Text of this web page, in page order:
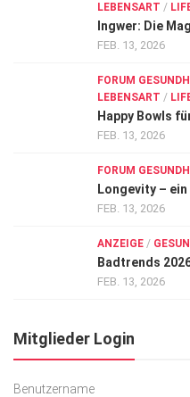
LEBENSART /
Ingwer: Die
FEB. 13, 2026
FORUM
LEBENSART /
Happy Bowls
FEB. 13, 2026
FORUM
Longevity –
FEB. 13, 2026
ANZEIGE /
Badtrends
FEB. 13, 2026
Mitglieder Login
Benutzername